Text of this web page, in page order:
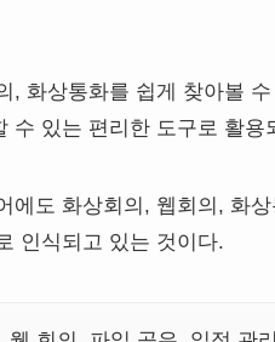
, 화상통화를 쉽게 찾아볼
수 있는 편리한 도구로 활용
에도 화상회의, 웹회의, 화
인식되고 있는 것이다.